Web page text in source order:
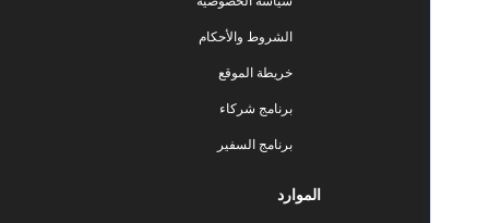
الشروط والأحكام
خريطة الموقع
برنامج شركاء
برنامج السفير